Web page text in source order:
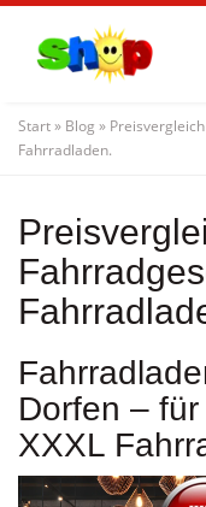
content
Start» Blog »
Fahrradladen.
Dorfen –
XXXL